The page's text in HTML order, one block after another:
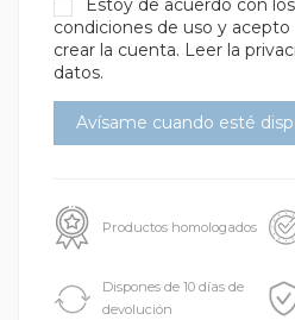
Estoy de acuerdo con los
condiciones de uso y acepto
crear la cuenta. Leer la
datos.
Productos homologados
Dispones de 10 días de
devolución